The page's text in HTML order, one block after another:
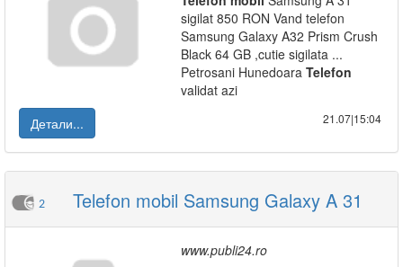
sigilat 850 RON Vand telefon
Samsung Galaxy A32 Prism Crush
Black 64 GB ,cutie sigilata ...
Petrosani Hunedoara Telefon
validat azi
Детали...
21.07|15:04
2 Telefon mobil Samsung Galaxy A 31
www.publi24.ro